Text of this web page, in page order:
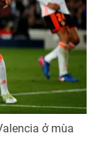
phát hành lại
ở mùa